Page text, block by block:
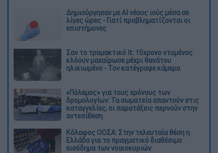
Δημιούργησαν με AI νέους ιούς μέσα σε
λίγες ώρες - Γιατί προβληματίζονται οι
επιστήμονες
Σαν το τρομακτικό It: 15χρονο ντυμένος
κλόουν μαχαίρωσε μέχρι θανάτου
ηλικιωμένο - Τον κατέγραψε κάμερα
«Πόλεμος» για τους χρόνους των
δρομολογίων: Τα σωματεία απαντούν στις
καταγγελίες, οι παρατάξεις περνούν στην
αντεπίθεση
Κόλαφος ΟΟΣΑ: Στην τελευταία θέση η
Ελλάδα για το πραγματικό διαθέσιμο
εισόδημα των νοικοκυριών